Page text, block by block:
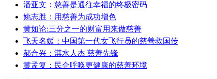
潘亚文：慈善是通往幸福的终极密码
姚志胜：用慈善为成功增色
黄如论:三分之一的财富用来做慈善
飞天名媛：中国第一代女飞行员的慈善救国传
郝合兴：淇水人杰 慈善先锋
黄孟复：民企呼唤更健康的慈善环境